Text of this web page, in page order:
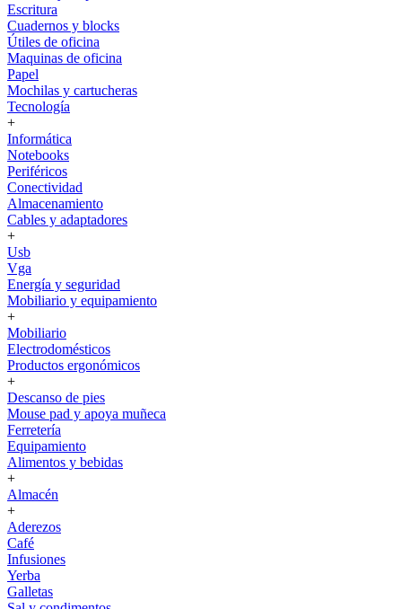
Escritura
Cuadernos y blocks
Útiles de oficina
Maquinas de oficina
Papel
Mochilas y cartucheras
Tecnología
+
Informática
Notebooks
Periféricos
Conectividad
Almacenamiento
Cables y adaptadores
+
Usb
Vga
Energía y seguridad
Mobiliario y equipamiento
+
Mobiliario
Electrodomésticos
Productos ergonómicos
+
Descanso de pies
Mouse pad y apoya muñeca
Ferretería
Equipamiento
Alimentos y bebidas
+
Almacén
+
Aderezos
Café
Infusiones
Yerba
Galletas